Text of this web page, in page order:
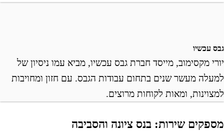
עכשיו
מקסימוב, מייסד חברת גבס עכשיו, מביא עמו ניסיון של
מעשר שנים בתחום עבודות הגבס. עם חזון ומחויבות
ומאות לקוחות מרוצים.
שירות: בנס ציונה והסביבה